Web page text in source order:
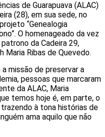
de Guarapuava (ALAC)
(28), em sua sede, no
“Genealogia
O homenageado da vez
da Cadeira 29,
Ribas de Quevedo.
missão de preservar a
pessoas que marcaram
da ALAC, Maria
temos hoje é, em parte, o
à tona histórias de
ama aquilo que não